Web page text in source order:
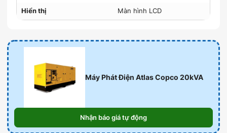
Hiển thị Màn hình LCD
Máy Phát Điện Atlas Copco 20kVA
Nhận báo giá tự động